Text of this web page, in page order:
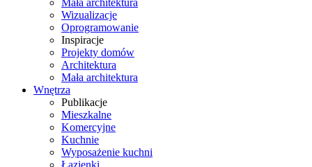
Mała architektura
Wizualizacje
Oprogramowanie
Inspiracje
Projekty domów
Architektura
Mała architektura
Wnętrza
Publikacje
Mieszkalne
Komercyjne
Kuchnie
Wyposażenie kuchni
Łazienki